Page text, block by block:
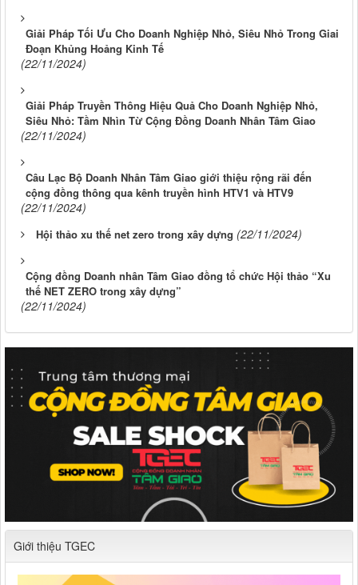
Giải Pháp Tối Ưu Cho Doanh Nghiệp Nhỏ, Siêu Nhỏ Trong Giai
Đoạn Khủng Hoảng Kinh Tế
(22/11/2024)
Giải Pháp Truyền Thông Hiệu Quả Cho Doanh Nghiệp Nhỏ,
Siêu Nhỏ: Tầm Nhìn Từ Cộng Đồng Doanh Nhân Tâm Giao
(22/11/2024)
Câu Lạc Bộ Doanh Nhân Tâm Giao giới thiệu rộng rãi đến
cộng đồng thông qua kênh truyền hình HTV1 và HTV9
(22/11/2024)
Hội thảo xu thế net zero trong xây dựng (22/11/2024)
Cộng đồng Doanh nhân Tâm Giao đồng tổ chức Hội thảo “Xu
thế NET ZERO trong xây dựng”
(22/11/2024)
Giới thiệu TGEC